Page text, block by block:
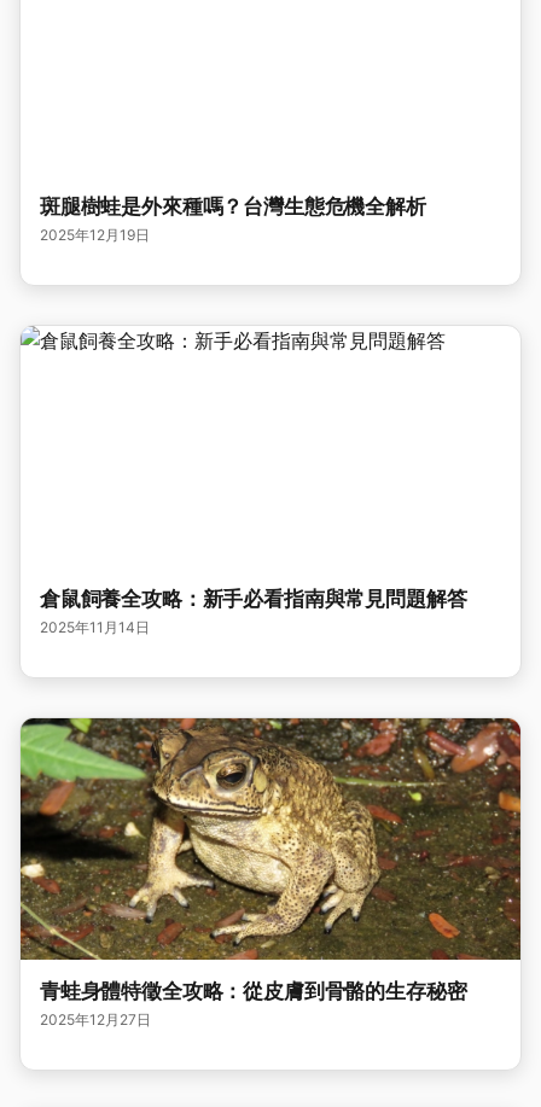
斑腿樹蛙是外來種嗎？台灣生態危機全解析
2025年12月19日
倉鼠飼養全攻略：新手必看指南與常見問題解答
2025年11月14日
青蛙身體特徵全攻略：從皮膚到骨骼的生存秘密
2025年12月27日